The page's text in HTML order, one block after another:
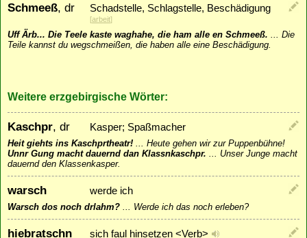
Schmeeß, dr Schadstelle, Schlagstelle, Beschädigung
[arbeit]
Uff Ärb... Die Teele kaste waghahe, die ham alle en Schmeeß. ... Die
Teile kannst du wegschmeißen, die haben alle eine Beschädigung.
Weitere erzgebirgische Wörter:
Kaschpr, dr Kasper; Spaßmacher
Heit giehts ins Kaschprtheatr! ... Heute gehen wir zur Puppenbühne!
Unnr Gung macht dauernd dan Klassnkaschpr. ... Unser Junge macht
dauernd den Klassenkasper.
warsch werde ich
Warsch dos noch drlahm? ... Werde ich das noch erleben?
hiebratschn sich faul hinsetzen <Verb>